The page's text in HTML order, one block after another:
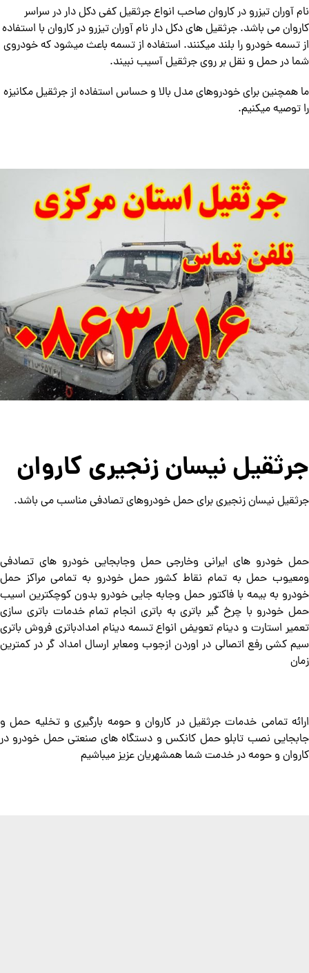
نام آوران تیزرو در کاروان صاحب انواع جرثقیل کفی دکل دار در سراسر
کاروان می باشد. جرثقیل های دکل دار نام آوران تیزرو در کاروان با استفاده
از تسمه خودرو را بلند میکنند. استفاده از تسمه باعث میشود که خودروی
شما در حمل و نقل بر روی جرثقیل آسیب نبیند.
ما همچنین برای خودروهای مدل بالا و حساس استفاده از جرثقیل مکانیزه
را توصیه میکنیم.
جرثقیل نیسان زنجیری کاروان
جرثقیل نیسان زنجیری برای حمل خودروهای تصادفی مناسب می باشد.
حمل خودرو های ایرانی وخارجی حمل وجابجایی خودرو های تصادفی
ومعیوب حمل به تمام نقاط کشور حمل خودرو به تمامی مراکز حمل
خودرو به بیمه با فاکتور حمل وجابه جایی خودرو بدون کوچکترین اسیب
حمل خودرو با چرخ گیر باتری به باتری انجام تمام خدمات باتری سازی
تعمیر استارت و دینام تعویض انواع تسمه دینام امدادباتری فروش باتری
سیم کشی رفع اتصالی در اوردن ازجوب ومعابر ارسال امداد گر در کمترین
زمان
ارائه تمامی خدمات جرثقیل در کاروان و حومه بارگیری و تخلیه حمل و
جابجایی نصب تابلو حمل کانکس و دستگاه های صنعتی حمل خودرو در
کاروان و حومه در خدمت شما همشهریان عزیز میباشیم